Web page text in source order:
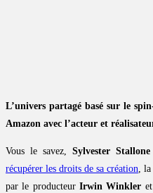
L’univers partagé basé sur le
Amazon avec l’acteur et
Vous le savez,Sylvester Stallone
récupérer les droits de sa création, la
par le producteur Irwin Winkler